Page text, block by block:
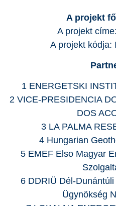
A projekt
A projekt címe:
A projekt kódja:
1 ENERGETSKI
2 VICE-PRESIDENCIA
DOS
3 LA PALMA
4 Hungarian
5 EMEF Elso Magyar
6 DDRIÜ Dél-
Ügynökség